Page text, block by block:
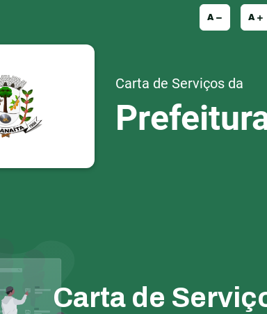
A A
Carta de Serviços da
Carta de